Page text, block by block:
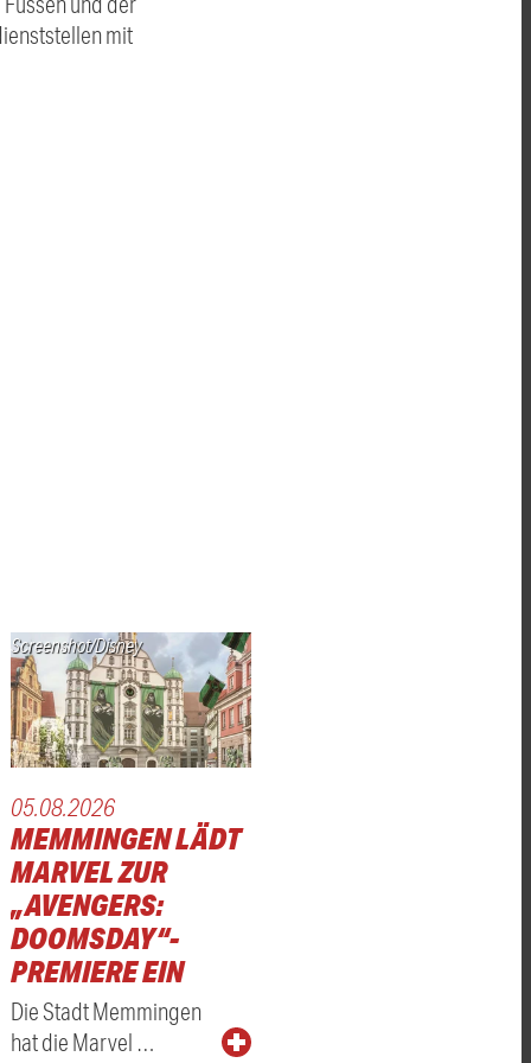
mit
Screenshot/Disney
05.08.2026
MEMMINGEN LÄDT
MARVEL ZUR
„AVENGERS:
DOOMSDAY“-
PREMIERE EIN
Die Stadt Memmingen
hat die Marvel …